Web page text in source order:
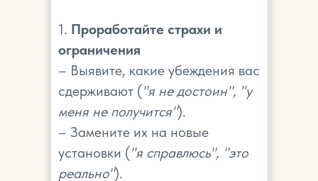
1. Проработайте страхи и
ограничения
– Выявите, какие убеждения вас
сдерживают ("я не достоин", "у
меня не получится").
– Замените их на новые
установки ("я справлюсь", "это
реально").